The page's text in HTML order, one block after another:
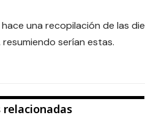
una recopilación de las
serían estas.
relacionadas